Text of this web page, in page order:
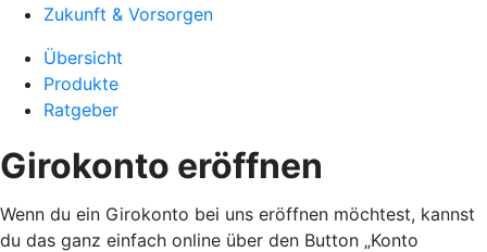
Zukunft & Vorsorgen
Übersicht
Produkte
Ratgeber
Girokonto eröffnen
Wenn du ein Girokonto bei uns eröffnen möchtest, kannst
du das ganz einfach online über den Button „Konto